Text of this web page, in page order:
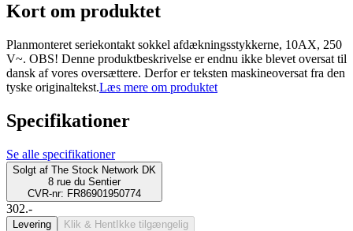
Kort om produktet
Planmonteret seriekontakt sokkel afdækningsstykkerne, 10AX, 250
V~. OBS! Denne produktbeskrivelse er endnu ikke blevet oversat til
dansk af vores oversættere. Derfor er teksten maskineoversat fra den
tyske originaltekst.Læs mere om produktet
Specifikationer
Se alle specifikationer
Solgt af The Stock Network DK
8 rue du Sentier
CVR-nr: FR86901950774
302.-
Levering Klik & Hent Ikke tilgængelig